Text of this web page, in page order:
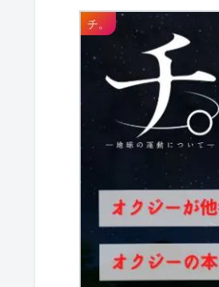
チ。